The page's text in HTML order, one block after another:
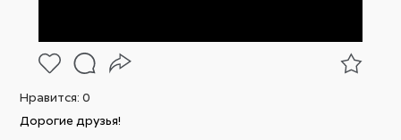
Нравится:0
Дорогие друзья!